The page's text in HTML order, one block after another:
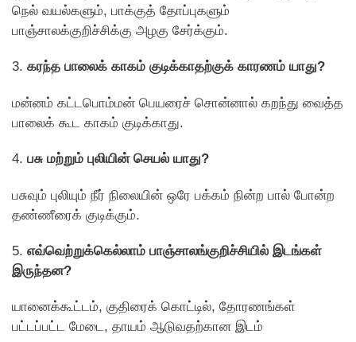
நெல் வயல்களும், பாக்குத் தோப்புகளும்
பாஞ்சாலக்குறிச்சிக்கு அழகு சேர்க்கும்.
3. கரந்த பாலைக் காகம் குடிக்காதற்குக் காரணம் யாது?
மன்னம் கட்டபொம்மன் பெயரைச் சொன்னால் கறந்து வைத்த
பாலைக் கூட காகம் குடிக்காது.
4. பசு மற்றும் புலியின் செயல் யாது?
பசுவும் புலியும் நீர் நிலையின் ஒரே பக்கம் நின்ற பால் போன்ற
தண்ணீரைக் குடிக்கும்.
5. எவ்வெற்றுக்கெல்லாம் பாஞ்சாலங்குறிச்சியில் இடங்கள்
இருந்தன?
யானைக்கூட்டம், குதிரைக் கொட்டில், தோரணங்கள்
பட்டப்பட்ட மேடை, தாயம் ஆடுவதற்கான இடம்